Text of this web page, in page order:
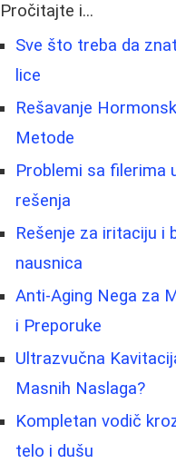
Pročitajte i...
Sve što treba da
lice
Rešavanje
Metode
Problemi sa filerima
rešenja
Rešenje za iritaciju i
nausnica
Anti-Aging Nega za
i Preporuke
Ultrazvučna
Masnih Naslaga?
Kompletan vodič
telo i dušu